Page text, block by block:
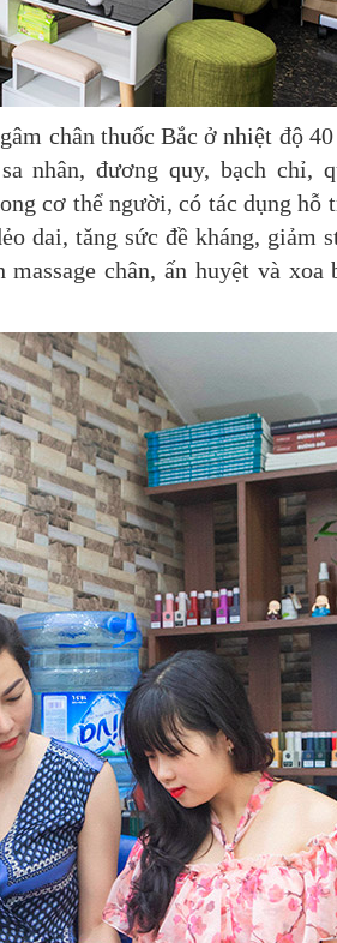
chân thuốc Bắc ở nhiệt độ
nhân, đương quy, bạch chỉ,
cơ thể người, có tác dụng hỗ
dai, tăng sức đề kháng, giảm
chân, ấn huyệt và xoa